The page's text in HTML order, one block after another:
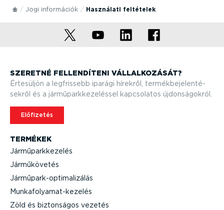
Jogi információk Használati feltételek
TERMÉKEK
Jármű­park­ke­zelés
Jármű­kö­vetés
Jármű­park-op­ti­ma­li­zálás
Munka­fo­lya­mat-­ke­zelés
Zöld és biztonságos vezetés
SZERETNÉ FELLEN­DÍTENI VÁLLAL­KO­ZÁSÁT?
Értesüljön a legfrissebb iparági hírekről, termék­be­je­len­té­
sekről és a jármű­park­ke­ze­léssel kapcsolatos újdon­sá­gokról.
Előfizetés